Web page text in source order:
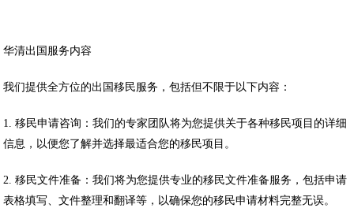
华清出国服务内容
我们提供全方位的出国移民服务，包括但不限于以下内容：
1. 移民申请咨询：我们的专家团队将为您提供关于各种移民项目的详细
信息，以便您了解并选择最适合您的移民项目。
2. 移民文件准备：我们将为您提供专业的移民文件准备服务，包括申请
表格填写、文件整理和翻译等，以确保您的移民申请材料完整无误。